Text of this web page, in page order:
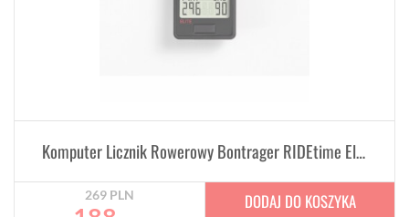
Komputer Licznik Rowerowy Bontrager RIDEtime Elite
269 PLN DODAJ DO KOSZYKA